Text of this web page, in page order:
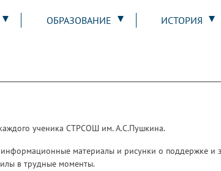
ОБРАЗОВАНИЕ ИСТОРИЯ
ученика СТРСОШ им. А.С.Пушкина.
материалы и рисунки о поддержке и
в трудные моменты.